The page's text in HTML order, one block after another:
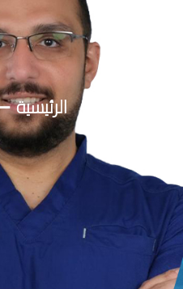
الرئيسية